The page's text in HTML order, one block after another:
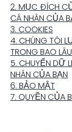
2. MỤC ĐÍCH
CÁ NHÂN CỦA
3. COOKIES
4. CHÚNG TÔI
TRONG BAO LÂU
5. CHUYỂN DỮ
NHÂN CỦA BẠN
6. BẢO MẬT
7. QUYỀN CỦA